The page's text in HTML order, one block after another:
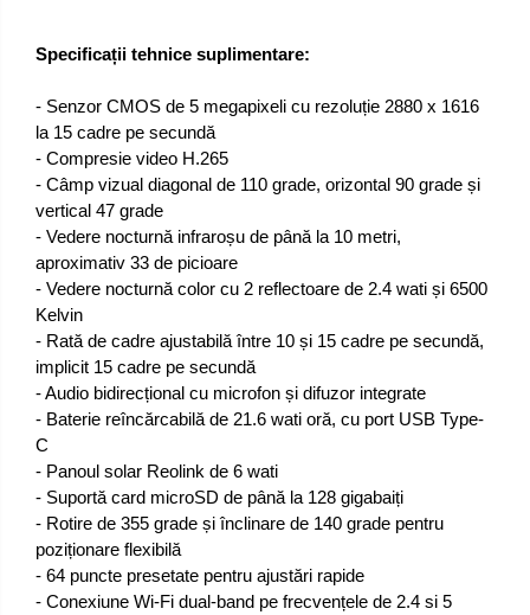
Specificații tehnice suplimentare:
- Senzor CMOS de 5 megapixeli cu rezoluție 2880 x 1616
la 15 cadre pe secundă
- Compresie video H.265
- Câmp vizual diagonal de 110 grade, orizontal 90 grade și
vertical 47 grade
- Vedere nocturnă infraroșu de până la 10 metri,
aproximativ 33 de picioare
- Vedere nocturnă color cu 2 reflectoare de 2.4 wati și 6500
Kelvin
- Rată de cadre ajustabilă între 10 și 15 cadre pe secundă,
implicit 15 cadre pe secundă
- Audio bidirecțional cu microfon și difuzor integrate
- Baterie reîncărcabilă de 21.6 wati oră, cu port USB Type-
C
- Panoul solar Reolink de 6 wati
- Suportă card microSD de până la 128 gigabaiți
- Rotire de 355 grade și înclinare de 140 grade pentru
poziționare flexibilă
- 64 puncte presetate pentru ajustări rapide
- Conexiune Wi-Fi dual-band pe frecvențele de 2.4 si 5